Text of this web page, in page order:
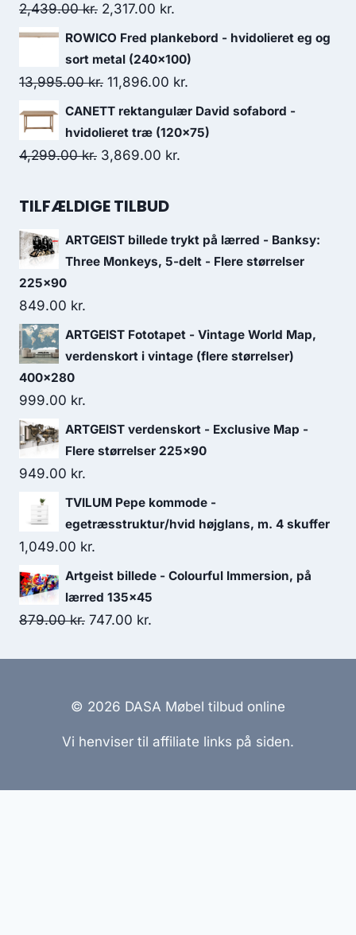
2,439.00kr. 2,317.00 kr.
ROWICO Fred plankebord - hvidolieret eg og
sort metal (240x100)
13,995.00kr. 11,896.00 kr.
CANETT rektangulær David sofabord -
hvidolieret træ (120x75)
4,299.00kr. 3,869.00 kr.
TILFÆLDIGE TILBUD
ARTGEIST billede trykt på lærred - Banksy:
Three Monkeys, 5-delt - Flere størrelser
225x90
849.00 kr.
ARTGEIST Fototapet - Vintage World Map,
verdenskort i vintage (flere størrelser)
400x280
999.00 kr.
ARTGEIST verdenskort - Exclusive Map -
Flere størrelser 225x90
949.00 kr.
TVILUM Pepe kommode -
egetræsstruktur/hvid højglans, m. 4 skuffer
1,049.00 kr.
Artgeist billede - Colourful Immersion, på
lærred 135x45
879.00kr. 747.00 kr.
© 2026 DASA Møbel tilbud online
Vi henviser til affiliate links på siden.